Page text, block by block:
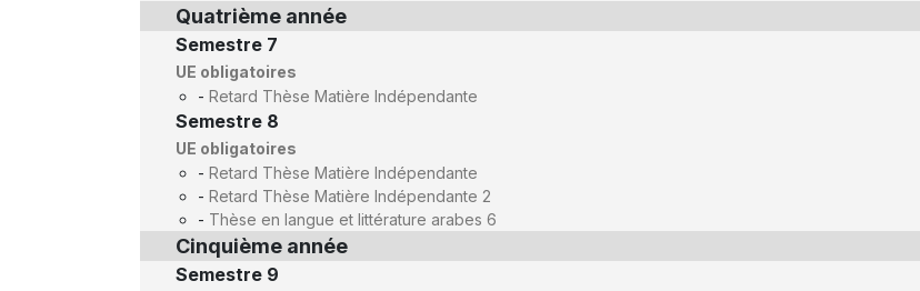
Quatrième année
Semestre 7
UE obligatoires
- Retard Thèse Matière Indépendante
Semestre 8
UE obligatoires
- Retard Thèse Matière Indépendante
- Retard Thèse Matière Indépendante 2
- Thèse en langue et littérature arabes 6
Cinquième année
Semestre 9